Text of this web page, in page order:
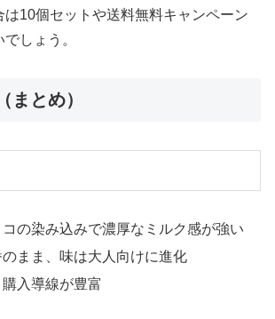
は10個セットや送料無料キャンペーン
しょう。
まとめ）
の染み込みで濃厚なミルク感が強い
のまま、味は大人向けに進化
入導線が豊富